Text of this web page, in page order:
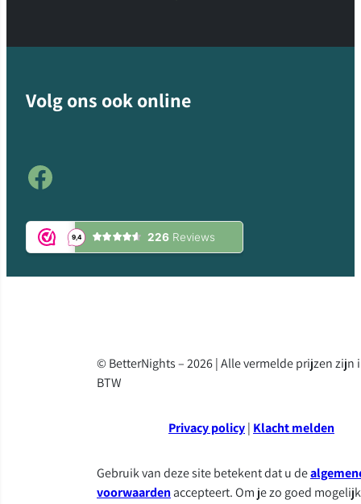
Volg ons ook online
Facebook
© BetterNights – 2026 | Alle vermelde prijzen zijn
BTW
Privacy policy| Klacht melden
Gebruik van deze site betekent dat u de
voorwaardenaccepteert. Om je zo goed